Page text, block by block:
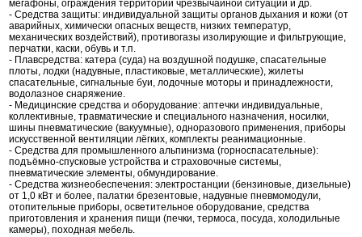
мегафоны, ограждения территории чрезвычайной ситуации и др.
- Средства защиты: индивидуальной защиты органов дыхания и кожи (от
аварийных, химически опасных веществ, низких температур,
механических воздействий), противогазы изолирующие и фильтрующие,
перчатки, каски, обувь и т.п.
- Плавсредства: катера (суда) на воздушной подушке, спасательные
плоты, лодки (надувные, пластиковые, металлические), жилеты
спасательные, сигнальные буи, лодочные моторы и принадлежности,
водолазное снаряжение.
- Медицинские средства и оборудование: аптечки индивидуальные,
коллективные, травматические и специального назначения, носилки,
шины пневматические (вакуумные), одноразового применения, приборы
искусственной вентиляции лёгких, комплекты реанимационные.
- Средства для промышленного альпинизма (горноспасательные):
подъёмно-спусковые устройства и страховочные системы,
пневматические элементы, обмундирование.
- Средства жизнеобеспечения: электростанции (бензиновые, дизельные)
от 1,0 кВт и более, палатки брезентовые, надувные пневмомодули,
отопительные приборы, осветительное оборудование, средства
приготовления и хранения пищи (печки, термоса, посуда, холодильные
камеры), походная мебель.